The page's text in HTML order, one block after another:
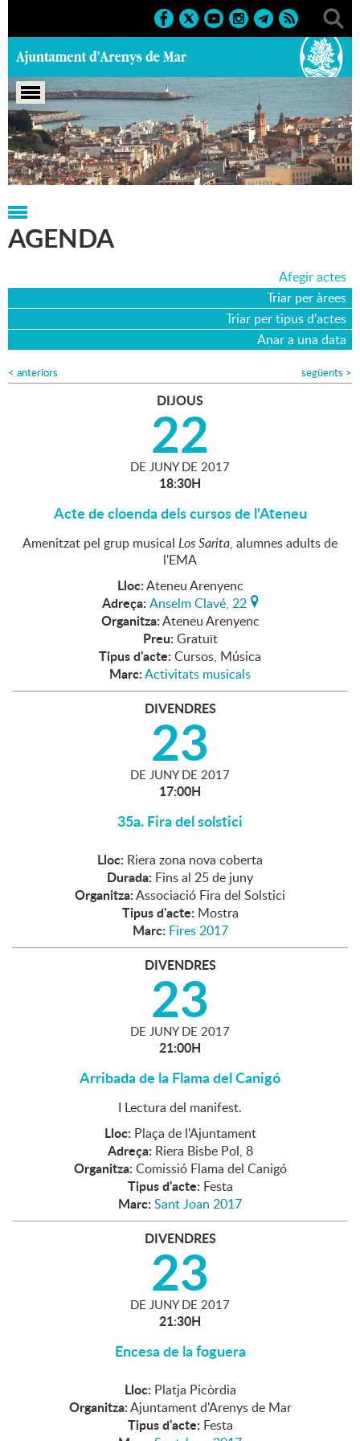
Portada > Agenda > 22-06-2017
AGENDA
Afegir actes
Triar per àrees
Triar per tipus d'actes
Anar a una data
< anteriors següents >
DIJOUS
22
DE JUNY DE 2017
18:30H
Acte de cloenda dels cursos de l'Ateneu
Amenitzat pel grup musical Los Sarita, alumnes adults de
l'EMA
Lloc:Ateneu Arenyenc
Adreça: Anselm Clavé, 22
Organitza:Ateneu Arenyenc
Preu: Gratuït
Tipus d'acte: Cursos, Música
Marc:Activitats musicals
DIVENDRES
23
DE JUNY DE 2017
17:00H
35a. Fira del solstici
Lloc: Riera zona nova coberta
Durada: Fins al 25 de juny
Organitza:Associació Fira del Solstici
Tipus d'acte: Mostra
Marc: Fires 2017
DIVENDRES
23
DE JUNY DE 2017
21:00H
Arribada de la Flama del Canigó
I Lectura del manifest.
Lloc: Plaça de l'Ajuntament
Adreça: Riera Bisbe Pol, 8
Organitza: Comissió Flama del Canigó
Tipus d'acte: Festa
Marc: Sant Joan 2017
DIVENDRES
23
DE JUNY DE 2017
21:30H
Encesa de la foguera
Lloc: Platja Picòrdia
Organitza:Ajuntament d'Arenys de Mar
Tipus d'acte: Festa